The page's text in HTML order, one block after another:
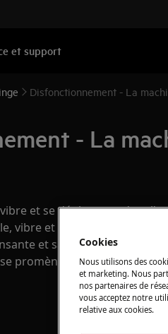
et support
Disfonctionnement - La
- La
et se déplace pendant
vibre et bouge lors de
et sautante.
promène.
Cookies
Nous utilisons des
et marketing. Nous
nos partenaires de
vous acceptez notre
relative aux cookies.